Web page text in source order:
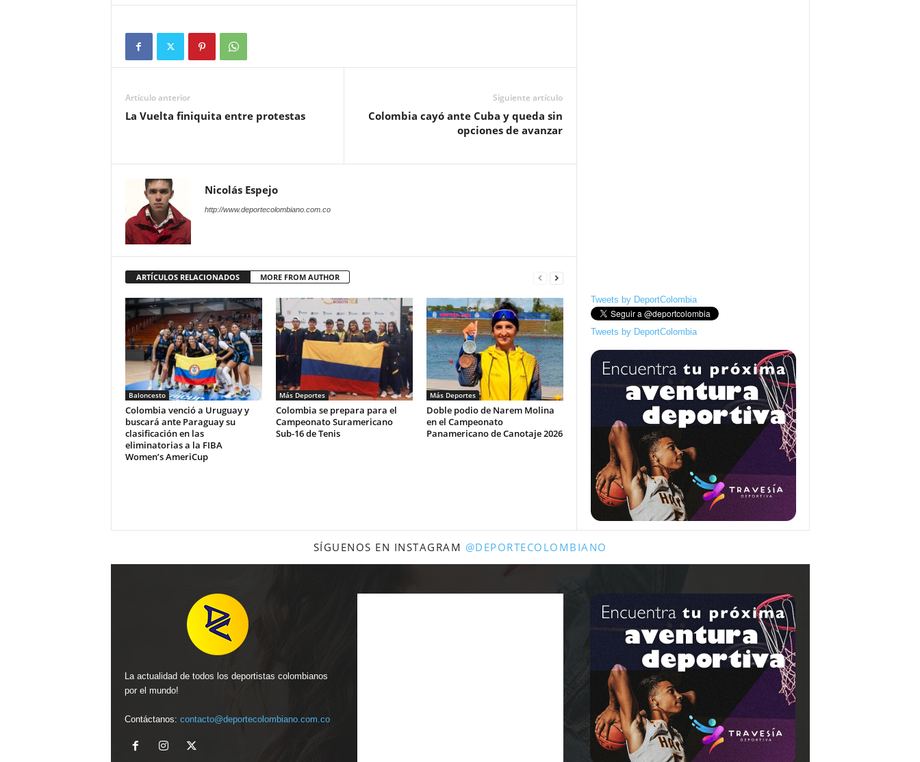
Artículo anterior
La Vuelta finiquita entre protestas
Siguiente artículo
Colombia cayó ante Cuba y queda sin
opciones de avanzar
Nicolás Espejo
http://www.deportecolombiano.com.co
ARTÍCULOS RELACIONADOS MORE FROM AUTHOR
Baloncesto
Colombia venció a Uruguay y
buscará ante Paraguay su
clasificación en las
eliminatorias a la FIBA
Women’s AmeriCup
Más Deportes
Colombia se prepara para el
Campeonato Suramericano
Sub-16 de Tenis
Más Deportes
Doble podio de Narem Molina
en el Campeonato
Panamericano de Canotaje 2026
Tweets by DeportColombia
Tweets by DeportColombia
SÍGUENOS EN INSTAGRAM @DEPORTECOLOMBIANO
La actualidad de todos los deportistas colombianos
por el mundo!
Contáctanos: contacto@deportecolombiano.com.co